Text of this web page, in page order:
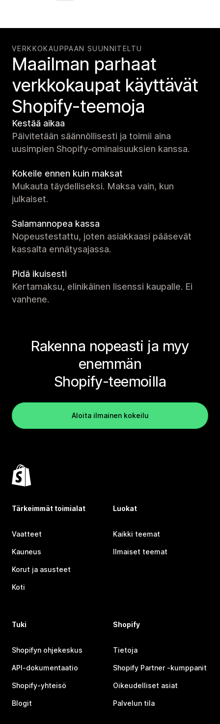
VERKKOKAUPPAAN SUUNNITELTU
Maailman parhaat
verkko­kaupat käyttävät
Shopify-teemoja
Kestää aikaa
Päivitetään säännöllisesti ja toimii aina
uusimpien Shopify-ominaisuuksien kanssa.
Kokeile ennen kuin maksat
Mukauta täydelliseksi. Maksa vain, kun
julkaiset.
Salamannopea kassa
Nopeustestattu, joten asiakkaasi pääsevät
kassalta ennätysajassa.
Pidä ikuisesti
Kertamaksu, elinikäinen lisenssi kaupalle. Ei
vanhene.
Rakenna nopeasti ja myy
enemmän
Shopify-teemoilla
Aloita ilmainen kokeilu
Tärkeimmät toimialat
Vaatteet
Kauneus
Korut ja asusteet
Koti
Luokat
Kaikki teemat
Ilmaiset teemat
Tuki
Shopifyn ohjekeskus
API-dokumentaatio
Shopify-yhteisö
Blogit
Shopify
Tietoja
Shopify Partner ‑kumppanit
Oikeudelliset asiat
Palvelun tila